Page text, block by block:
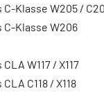
C-Klasse W205 /
C-Klasse W206
W117 / X117
C118 / X118